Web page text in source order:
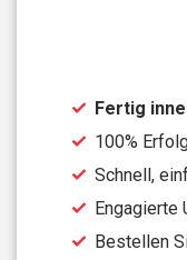
Fertig
100%
Schnell,
Engagierte
Bestellen